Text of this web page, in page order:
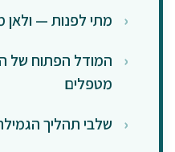
מתי לפנות — ולאן
המודל הפתוח של
מטפלים
שלבי תהליך